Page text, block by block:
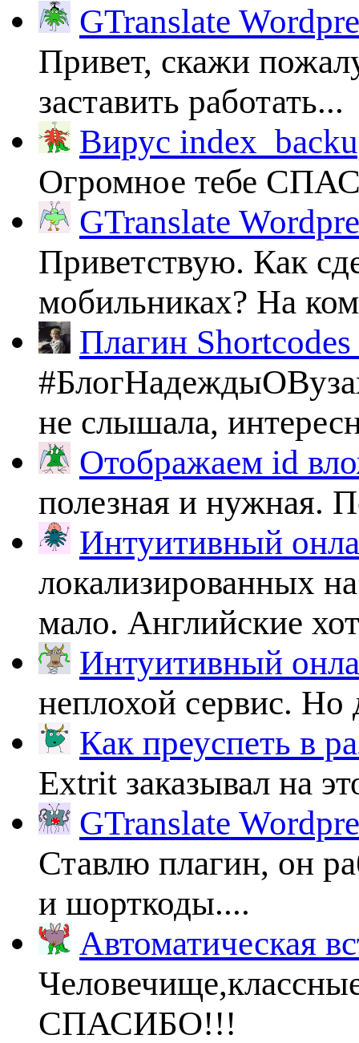
GTranslate
Привет, скажи
заставить работать...
Вирус
Огромное тебе
GTranslate
Приветствую. Как
мобильниках? На
Плагин
не слышала,
Отображаем id
полезная и нужная.
Интуитивный
локализированных
мало. Английские
Интуитивный
неплохой сервис.
Как преуспеть в
Extrit заказывал на
GTranslate
Ставлю плагин, он
и шорткоды....
Автоматическая
СПАСИБО!!!